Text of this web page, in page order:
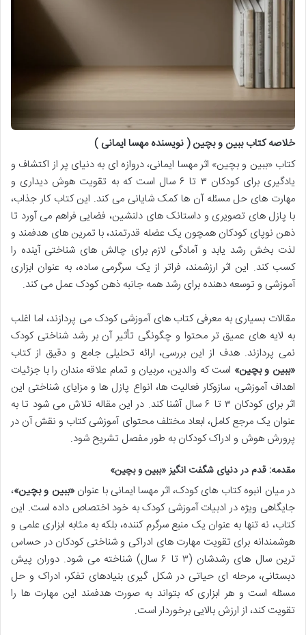
خلاصه کتاب ببین و بچین ( نویسنده مهسا ایمانی )
کتاب «ببین و بچین» اثر مهسا ایمانی، دروازه ای به دنیای پر از اکتشاف و
یادگیری برای کودکان ۳ تا ۶ سال است که به تقویت هوش دیداری و
مهارت های حل مسئله آن ها کمک شایانی می کند. این کتاب کار جذاب،
با پازل های تصویری و داستانک های دلنشین، فضایی فراهم می آورد تا
ذهن نوپای کودکان همچون یک عضله قدرتمند، با تمرین های هدفمند و
لذت بخش رشد یابد و آمادگی لازم برای چالش های شناختی آینده را
کسب کند. این اثر ارزشمند، فراتر از یک سرگرمی ساده، به عنوان ابزاری
آموزشی و توسعه دهنده برای رشد همه جانبه ذهن کودک عمل می کند.
مقالات بسیاری به معرفی کتاب های آموزشی کودک می پردازند، اما اغلب
به لایه های عمیق تر محتوا و چگونگی تأثیر آن بر رشد شناختی کودک
نمی پردازند. هدف از این بررسی، ارائه تحلیلی جامع و دقیق از کتاب
«ببین و بچین» است که والدین، مربیان و تمام علاقه مندان را با جزئیات
اهداف آموزشی، سازوکار فعالیت ها، انواع پازل ها و مزایای شناختی این
اثر برای کودکان ۳ تا ۶ سال آشنا کند. در این مقاله تلاش می شود تا به
عنوان یک مرجع کامل، ابعاد مختلف محتوای آموزشی کتاب و نقش آن در
پرورش هوش و ادراک کودکان به طور مفصل تشریح شود.
مقدمه: قدم در دنیای شگفت انگیز «ببین و بچین»
در میان انبوه کتاب های کودک، اثر مهسا ایمانی با عنوان«ببین و بچین»،
جایگاهی ویژه در ادبیات آموزشی کودک به خود اختصاص داده است. این
کتاب، نه تنها به عنوان یک منبع سرگرم کننده، بلکه به مثابه ابزاری علمی و
هوشمندانه برای تقویت مهارت های ادراکی و شناختی کودکان در حساس
ترین سال های رشدشان (۳ تا ۶ سال) شناخته می شود. دوران پیش
دبستانی، مرحله ای حیاتی در شکل گیری بنیادهای تفکر، ادراک و حل
مسئله است و هر ابزاری که بتواند به صورت هدفمند این مهارت ها را
تقویت کند، از ارزش بالایی برخوردار است.